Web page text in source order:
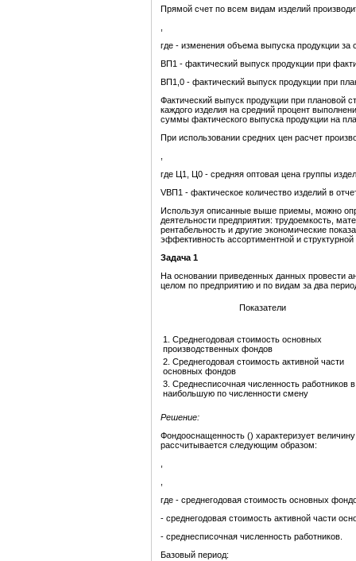
Прямой счет по всем видам изделий
где - изменения объема выпуска продукции за
ВП1 - фактический выпуск продукции при
ВП1,0 - фактический выпуск продукции при
Фактический выпуск продукции при плановой
каждого изделия на средний процент
суммы фактического выпуска продукции на
При использовании средних цен расчет
где Ц1, Ц0 - средняя оптовая цена группы
VВП1 - фактическое количество изделий в
Используя описанные выше приемы, можно
деятельности предприятия: трудоемкость,
рентабельность и другие экономические
эффективность ассортиментной и структурной
Задача 1
На основании приведенных данных провести
целом по предприятию и по видам за два
Показатели
1. Среднегодовая стоимость основных
производственных фондов
2. Среднегодовая стоимость активной части
основных фондов
3. Среднесписочная численность работников в
наибольшую по численности смену
Решение:
Фондооснащенность () характеризует
рассчитывается следующим образом:
где - среднегодовая стоимость основных
- среднегодовая стоимость активной части
- среднесписочная численность работников.
Базовый период: